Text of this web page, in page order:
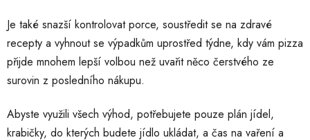
Je také snazší kontrolovat porce, soustředit se na zdravé
recepty a vyhnout se výpadkům uprostřed týdne, kdy vám pizza
přijde mnohem lepší volbou než uvařit něco čerstvého ze
surovin z posledního nákupu.
Abyste využili všech výhod, potřebujete pouze plán jídel,
krabičky, do kterých budete jídlo ukládat, a čas na vaření a